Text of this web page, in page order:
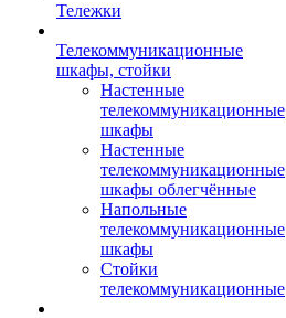
Тележки
Телекоммуникационные
шкафы, стойки
Настенные
телекоммуникационные
шкафы
Настенные
телекоммуникационные
шкафы облегчённые
Напольные
телекоммуникационные
шкафы
Стойки
телекоммуникационные